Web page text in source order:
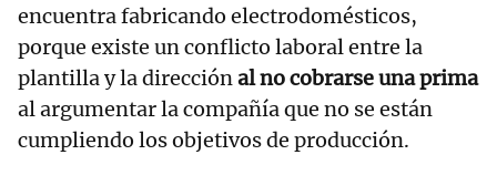
encuentra fabricando electrodomésticos,
porque existe un conflicto laboral entre la
plantilla y la direcciónal no cobrarse una prima
al argumentar la compañía que no se están
cumpliendo los objetivos de producción.